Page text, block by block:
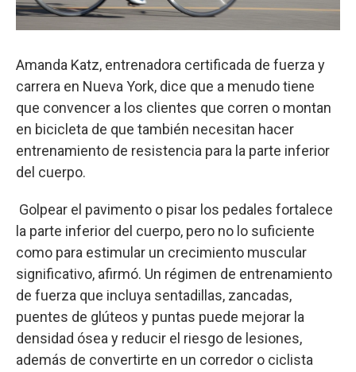
Amanda Katz, entrenadora certificada de fuerza y
carrera en Nueva York, dice que a menudo tiene
que convencer a los clientes que corren o montan
en bicicleta de que también necesitan hacer
entrenamiento de resistencia para la parte inferior
del cuerpo.
Golpear el pavimento o pisar los pedales fortalece
la parte inferior del cuerpo, pero no lo suficiente
como para estimular un crecimiento muscular
significativo, afirmó. Un régimen de entrenamiento
de fuerza que incluya sentadillas, zancadas,
puentes de glúteos y puntas puede mejorar la
densidad ósea y reducir el riesgo de lesiones,
además de convertirte en un corredor o ciclista